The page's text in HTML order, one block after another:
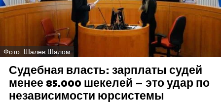
Фото: Шалев Шалом
Судебная власть: зарплаты судей
менее 85.000 шекелей – это удар по
независимости юрсистемы